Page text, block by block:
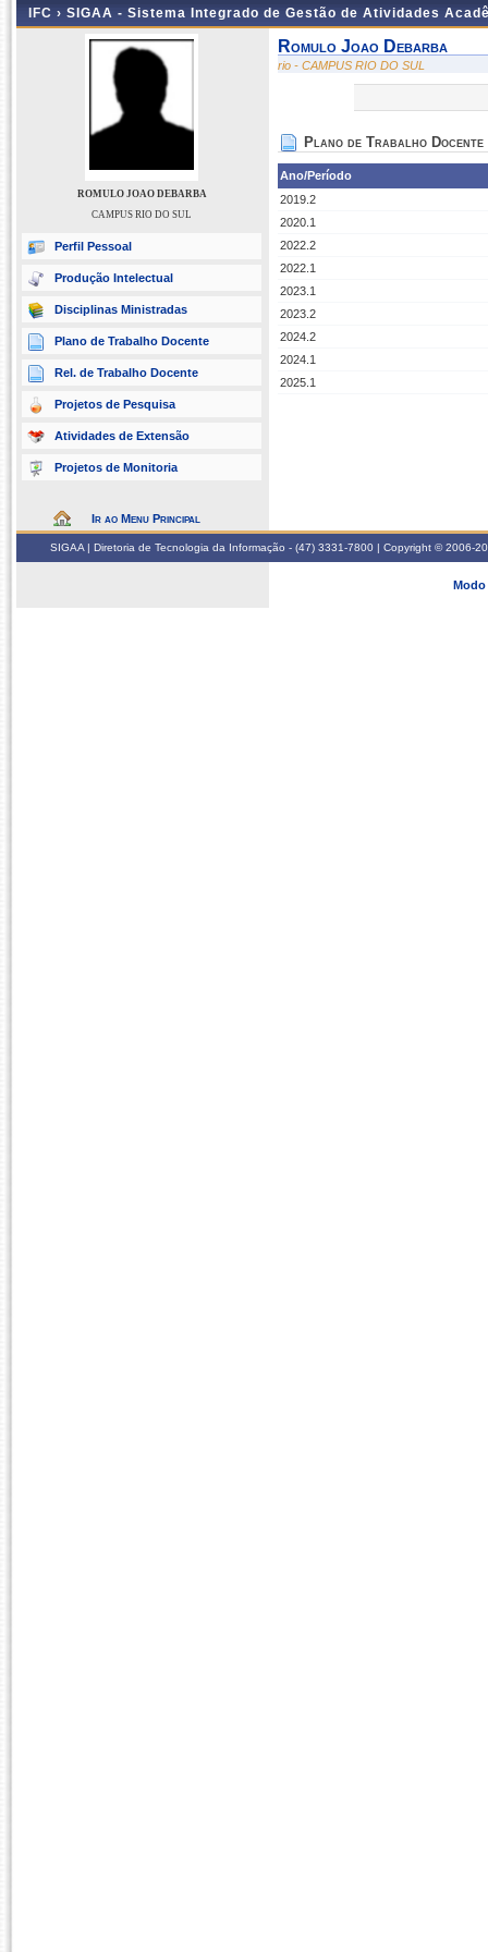
IFC › SIGAA - Sistema Integrado de Gestão de Atividades
ROMULO JOAO DEBARBA
CAMPUS RIO DO SUL
Perfil Pessoal
Produção Intelectual
Disciplinas Ministradas
Plano de Trabalho Docente
Rel. de Trabalho Docente
Projetos de Pesquisa
Atividades de Extensão
Projetos de Monitoria
Ir ao Menu Principal
Romulo Joao Debarba
rio - CAMPUS RIO DO SUL
Plano de Trabalho Docente
Ano/Período
2019.2
2020.1
2022.2
2022.1
2023.1
2023.2
2024.2
2024.1
2025.1
SIGAA | Diretoria de Tecnologia da Informação - (47) 3331-7800 | Copyright © 2006-
Modo